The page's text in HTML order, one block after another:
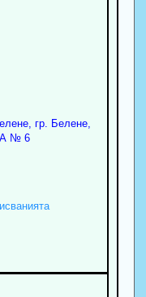
, гр. Белене,
№ 6